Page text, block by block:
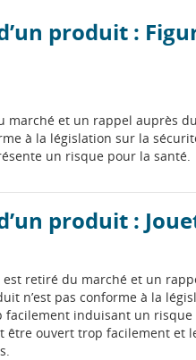
produit :
marché et un rappel auprès
à la législation sur la
un risque pour la santé.
produit :
retiré du marché et un
n’est pas conforme à la
facilement induisant un
ouvert trop facilement et